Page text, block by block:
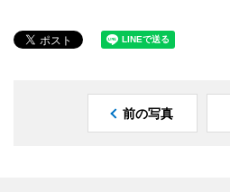
前の写真